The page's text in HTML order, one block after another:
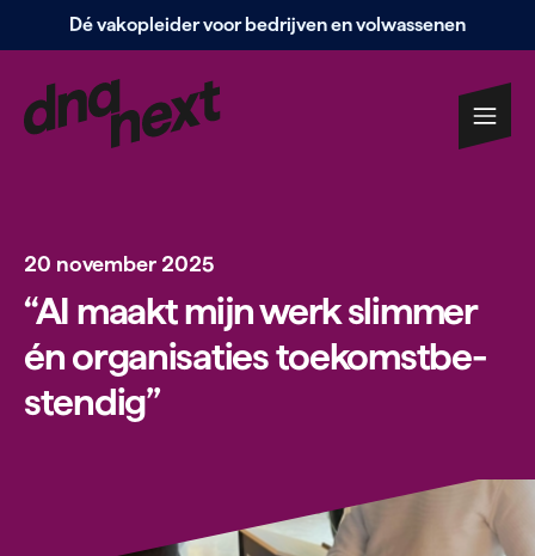
Navigatie
Dé vakopleider voor bedrijven en volwassenen
20 november 2025
“AI maakt mijn werk slimmer
én orga­ni­saties toe­komst­be­
stendig”